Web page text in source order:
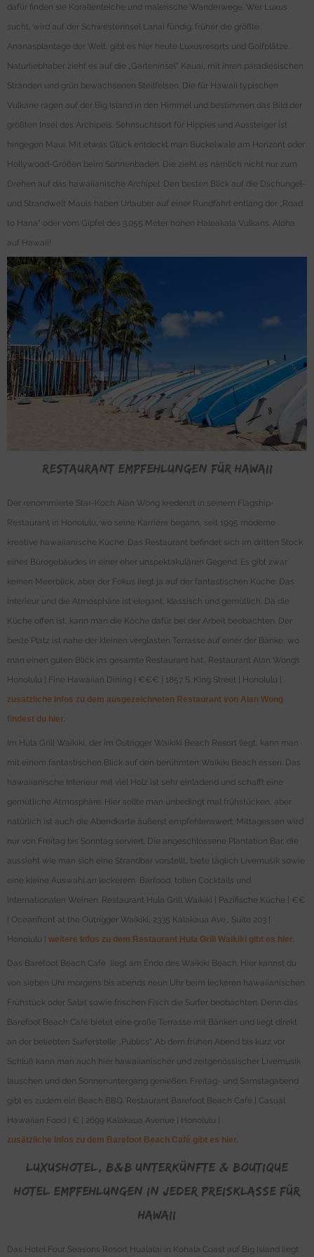
dafür finden sie Korallenteiche und malerische Wanderwege. Wer Luxus
sucht, wird auf der Schwesterinsel Lanai fündig: früher die größte
Ananasplantage der Welt, gibt es hier heute Luxusresorts und Golfplätze.
Naturliebhaber zieht es auf die „Garteninsel“ Kauai, mit ihren paradiesischen
Stränden und grün bewachsenen Steilfelsen. Die für Hawaii typischen
Vulkane ragen auf der Big Island in den Himmel und bestimmen das Bild der
größten Insel des Archipels. Sehnsuchtsort für Hippies und Aussteiger ist
hingegen Maui. Mit etwas Glück entdeckt man Buckelwale am Horizont oder
Hollywood-Größen beim Sonnenbaden. Die zieht es nämlich nicht nur zum
Drehen auf das hawaiianische Archipel. Den besten Blick auf die Dschungel-
und Strandwelt Mauis haben Urlauber auf einer Rundfahrt entlang der „Road
to Hana“ oder vom Gipfel des 3.055 Meter hohen Haleakala Vulkans. Aloha
auf Hawaii!
Restaurant Empfehlungen für Hawaii
Der renommierte Star-Koch Alan Wong kredenzt in seinem Flagship-
Restaurant in Honolulu, wo seine Karriere begann, seit 1995 moderne
kreative hawaiianische Küche. Das Restaurant befindet sich im dritten Stock
eines Bürogebäudes in einer eher unspektakulären Gegend. Es gibt zwar
keinen Meerblick, aber der Fokus liegt ja auf der fantastischen Küche. Das
Interieur und die Atmosphäre ist elegant, klassisch und gemütlich. Da die
Küche offen ist, kann man die Köche dafür bei der Arbeit beobachten. Der
beste Platz ist nahe der kleinen verglasten Terrasse auf einer der Bänke, wo
man einen guten Blick ins gesamte Restaurant hat.. Restaurant Alan Wong’s
Honolulu | Fine Hawaiian Dining | €€€ | 1857 S. King Street | Honolulu |
zusätzliche Infos zu dem ausgezeichneten Restaurant von Alan Wong
findest du hier.
Im Hula Grill Waikiki, der im Outrigger Waikiki Beach Resort liegt, kann man
mit einem fantastischen Blick auf den berühmten Waikiki Beach essen. Das
hawaiianische Interieur mit viel Holz ist sehr einladend und schafft eine
gemütliche Atmosphäre. Hier sollte man unbedingt mal frühstücken, aber
natürlich ist auch die Abendkarte äußerst empfehlenswert. Mittagessen wird
nur von Freitag bis Sonntag serviert. Die angeschlossene Plantation Bar, die
aussieht wie man sich eine Strandbar vorstellt, biete täglich Livemusik sowie
eine kleine Auswahl an leckerem Barfood, tollen Cocktails und
internationalen Weinen. Restaurant Hula Grill Waikiki | Pazifische Küche | €€
| Oceanfront at the Outrigger Waikiki, 2335 Kalakaua Ave., Suite 203 |
Honolulu | weitere Infos zu dem Restaurant Hula Grill Waikiki gibt es hier.
Das Barefoot Beach Café liegt am Ende des Waikiki Beach. Hier kannst du
von sieben Uhr morgens bis abends neun Uhr beim leckeren hawaiianischen
Frühstück oder Salat sowie frischen Fisch die Surfer beobachten. Denn das
Barefoot Beach Café bietet eine große Terrasse mit Bänken und liegt direkt
an der beliebten Surferstelle „Publics“. Ab dem frühen Abend bis kurz vor
Schluß kann man auch hier hawaiianischer und zeitgenössischer Livemusik
lauschen und den Sonnenuntergang genießen. Freitag- und Samstagabend
gibt es zudem ein Beach BBQ. Restaurant Barefoot Beach Café | Casual
Hawaiian Food | € | 2699 Kalakaua Avenue | Honolulu |
zusätzliche Infos zu dem Barefoot Beach Café gibt es hier.
Luxushotel, B&B Unterkünfte & Boutique
Hotel Empfehlungen in jeder Preisklasse für
Hawaii
Das Hotel Four Seasons Resort Hualalai in Kohala Coast auf Big Island liegt